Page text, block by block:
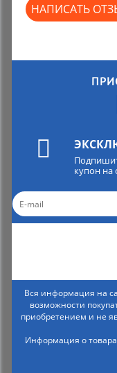
НАПИСАТЬ
купон на
Вся информация на
возможности
приобретением и не
Информация о